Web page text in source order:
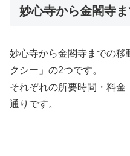
妙心寺から金閣寺
妙心寺から金閣寺までの移
クシー」の2つです。
それぞれの所要時間・料
通りです。